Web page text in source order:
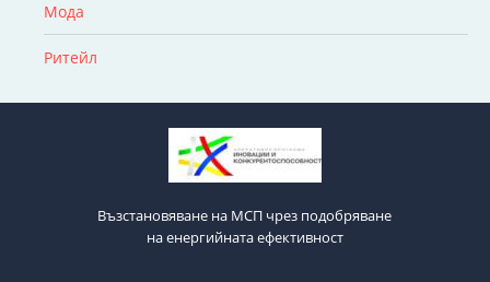
Мода
Ритейл
Възстановяване на МСП чрез подобряване
на енергийната ефективност